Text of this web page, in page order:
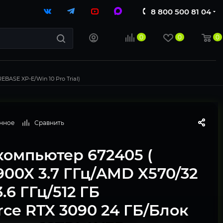
8 800 500 81 04
0 0 0
XP-E/Win 10 Pro Trial)
Сравнить
672405 (
3.7 ГГц/AMD X570/32
ГГц/512 ГБ
RTX 3090 24 ГБ/Блок